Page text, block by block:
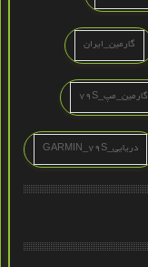
گارمین_ایران
گارمین_مپ_79S
دریایی_GARMIN_79S